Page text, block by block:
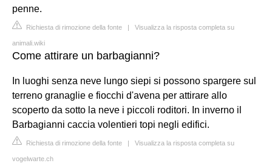
penne.
Richiesta di rimozione della fonte | Visualizza la risposta completa su
animali.wiki
Come attirare un barbagianni?
In luoghi senza neve lungo siepi si possono spargere sul
terreno granaglie e fiocchi d'avena per attirare allo
scoperto da sotto la neve i piccoli roditori. In inverno il
Barbagianni caccia volentieri topi negli edifici.
Richiesta di rimozione della fonte | Visualizza la risposta completa su
vogelwarte.ch